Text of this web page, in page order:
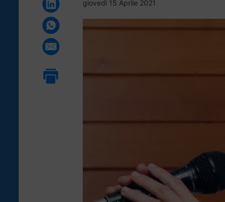
giovedì 15 Aprile 2021